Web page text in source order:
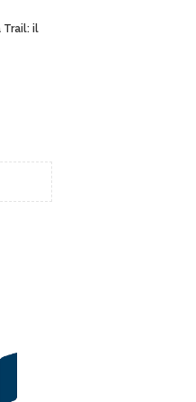
Trail: il